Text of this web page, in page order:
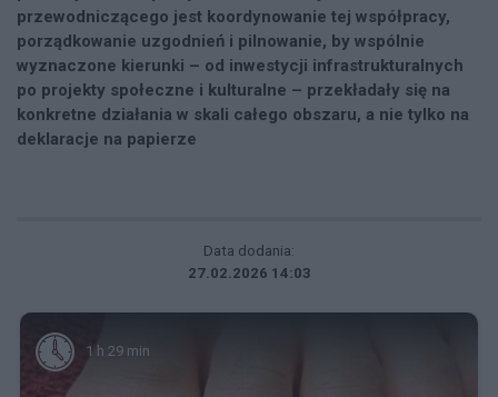
przewodniczącego jest koordynowanie tej współpracy,
porządkowanie uzgodnień i pilnowanie, by wspólnie
wyznaczone kierunki – od inwestycji infrastrukturalnych
po projekty społeczne i kulturalne – przekładały się na
konkretne działania w skali całego obszaru, a nie tylko na
deklaracje na papierze
Data dodania:
27.02.2026 14:03
1 h 29 min